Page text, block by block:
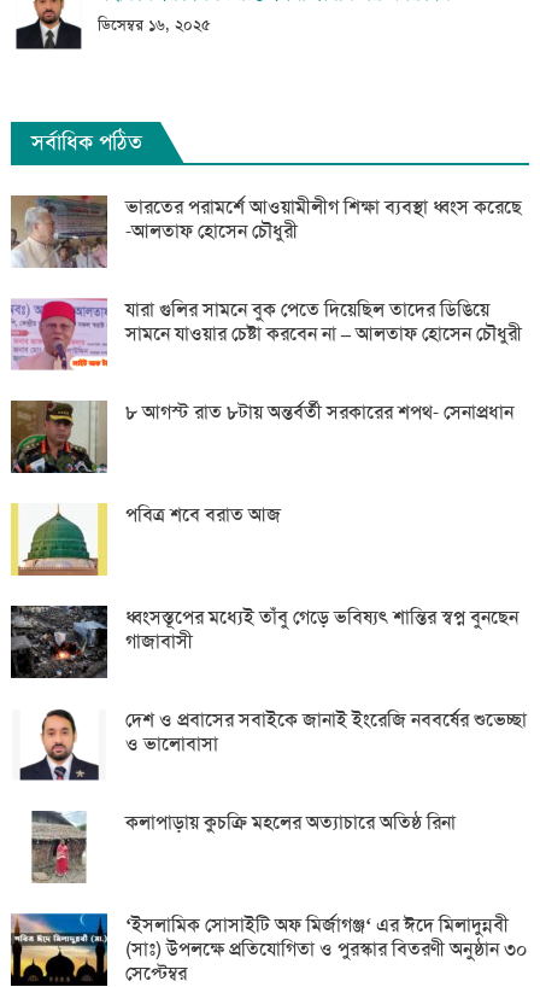
ডিসেম্বর ১৬, ২০২৫
সর্বাধিক পঠিত
ভারতের পরামর্শে আওয়ামীলীগ শিক্ষা ব্যবস্থা ধ্বংস করেছে
-আলতাফ হোসেন চৌধুরী
যারা গুলির সামনে বুক পেতে দিয়েছিল তাদের ডিঙিয়ে
সামনে যাওয়ার চেষ্টা করবেন না – আলতাফ হোসেন চৌধুরী
৮ আগস্ট রাত ৮টায় অন্তর্বর্তী সরকারের শপথ- সেনাপ্রধান
পবিত্র শবে বরাত আজ
ধ্বংসস্তূপের মধ্যেই তাঁবু গেড়ে ভবিষ্যৎ শান্তির স্বপ্ন বুনছেন
গাজাবাসী
দেশ ও প্রবাসের সবাইকে জানাই ইংরেজি নববর্ষের শুভেচ্ছা
ও ভালোবাসা
কলাপাড়ায় কুচক্রি মহলের অত্যাচারে অতিষ্ঠ রিনা
‘ইসলামিক সোসাইটি অফ মির্জাগঞ্জ‘ এর ঈদে মিলাদুন্নবী
(সাঃ) উপলক্ষে প্রতিযোগিতা ও পুরস্কার বিতরণী অনুষ্ঠান ৩০
সেপ্টেম্বর